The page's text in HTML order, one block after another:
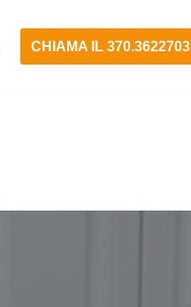
CHIAMA IL 370.3622703